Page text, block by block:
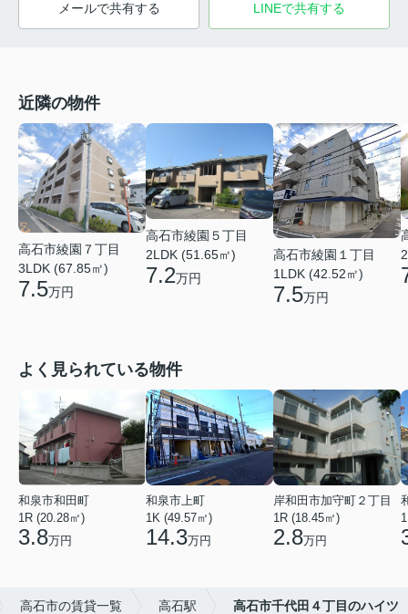
メールで共有する LINEで共有する
近隣の物件
高石市綾園７丁目
3LDK (67.85㎡)
7.5万円
高石市綾園５丁目
2LDK (51.65㎡)
7.2万円
高石市綾園１丁目
1LDK (42.52㎡)
7.5万円
よく見られている物件
和泉市和田町
1R (20.28㎡)
3.8万円
和泉市上町
1K (49.57㎡)
14.3万円
岸和田市加守町２丁目
1R (18.45㎡)
2.8万円
高石市の賃貸一覧 高石駅 高石市千代田４丁目のハイツ